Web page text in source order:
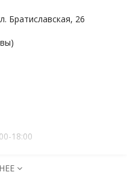
Братиславская, 26
18:00